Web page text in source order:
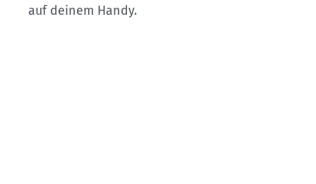
auf deinem Handy.